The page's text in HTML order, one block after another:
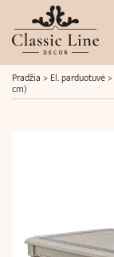
Pradžia > El. parduotuvė>
cm)